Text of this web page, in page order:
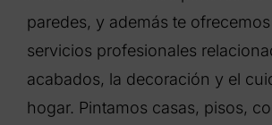
paredes, y además te
servicios profesionales
acabados, la decoración y el
hogar. Pintamos casas, pisos,